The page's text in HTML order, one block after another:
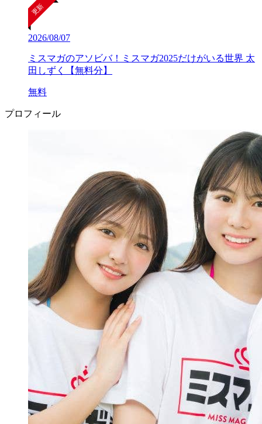
2026/08/07
ミスマガのアソビバ！ミスマガ2025だけがいる世界 太
田しずく【無料分】
無料
プロフィール